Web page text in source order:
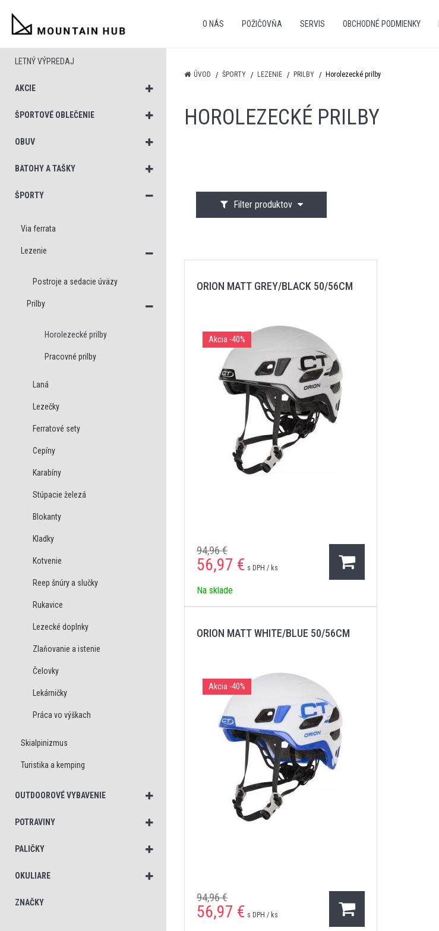
O NÁS POŽIČOVŇA SERVIS OBCHODNÉ PODMIENKY
LETNÝ VÝPREDAJ
AKCIE
ŠPORTOVÉ OBLEČENIE
OBUV
BATOHY A TAŠKY
ŠPORTY
Via ferrata
Lezenie
Postroje a sedacie úväzy
Prilby
Horolezecké prilby
Pracovné prilby
Laná
Lezečky
Ferratové sety
Cepíny
Karabíny
Stúpacie železá
Blokanty
Kladky
Kotvenie
Reep šnúry a slučky
Rukavice
Lezecké doplnky
Zlaňovanie a istenie
Čelovky
Lekárničky
Práca vo výškach
Skialpinizmus
Turistika a kemping
OUTDOOROVÉ VYBAVENIE
POTRAVINY
PALIČKY
OKULIARE
ZNAČKY
ÚVOD ŠPORTY LEZENIE PRILBY Horolezecké prilby
HOROLEZECKÉ PRILBY
Filter produktov
ORION MATT GREY/BLACK 50/56CM
Akcia -40%
94,96 €
56,97 € s DPH / ks
Na sklade
ORION MATT WHITE/BLUE 50/56CM
Akcia -40%
94,96 €
56,97 € s DPH / ks